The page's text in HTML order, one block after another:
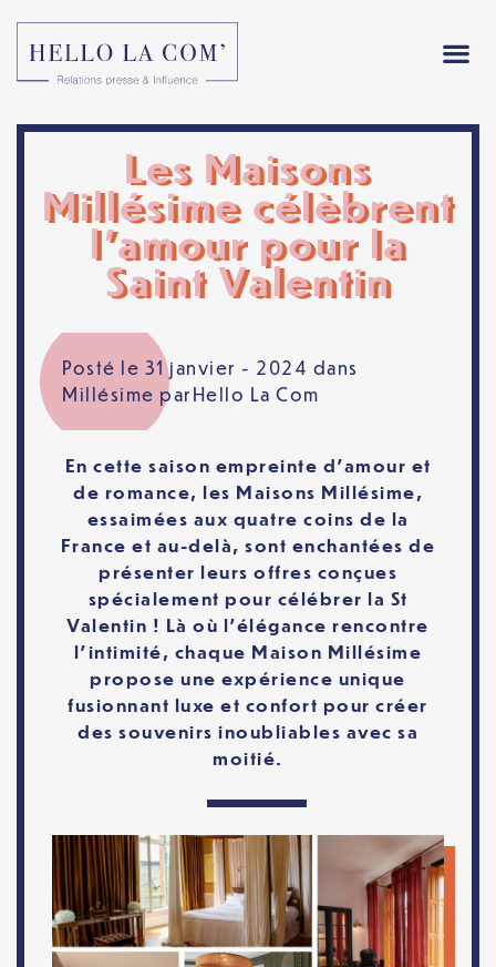
Les Maisons
Millésime célèbrent
l’amour pour la
Saint Valentin
Posté le 31 janvier - 2024 dans
Millésime parHello La Com
En cette saison empreinte d’amour et
de romance, les Maisons Millésime,
essaimées aux quatre coins de la
France et au-delà, sont enchantées de
présenter leurs offres conçues
spécialement pour célébrer la St
Valentin ! Là où l’élégance rencontre
l’intimité, chaque Maison Millésime
propose une expérience unique
fusionnant luxe et confort pour créer
des souvenirs inoubliables avec sa
moitié.